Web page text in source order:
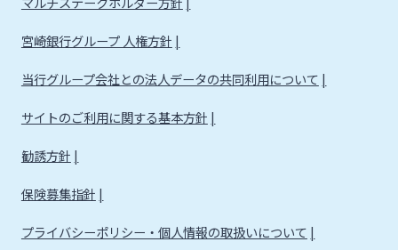
宮崎銀行グループ 人権方針
当行グループ会社との法人データの共同利用について
サイトのご利用に関する基本方針
勧誘方針
保険募集指針
プライバシーポリシー・個人情報の取扱いについて